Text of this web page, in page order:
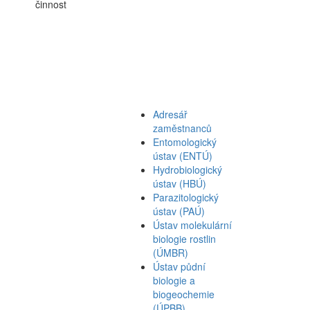
činnost
Adresář
zaměstnanců
Entomologický
ústav (ENTÚ)
Hydrobiologický
ústav (HBÚ)
Parazitologický
ústav (PAÚ)
Ústav molekulární
biologie rostlin
(ÚMBR)
Ústav půdní
biologie a
biogeochemie